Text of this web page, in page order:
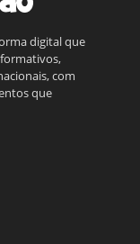
digital que
com
que